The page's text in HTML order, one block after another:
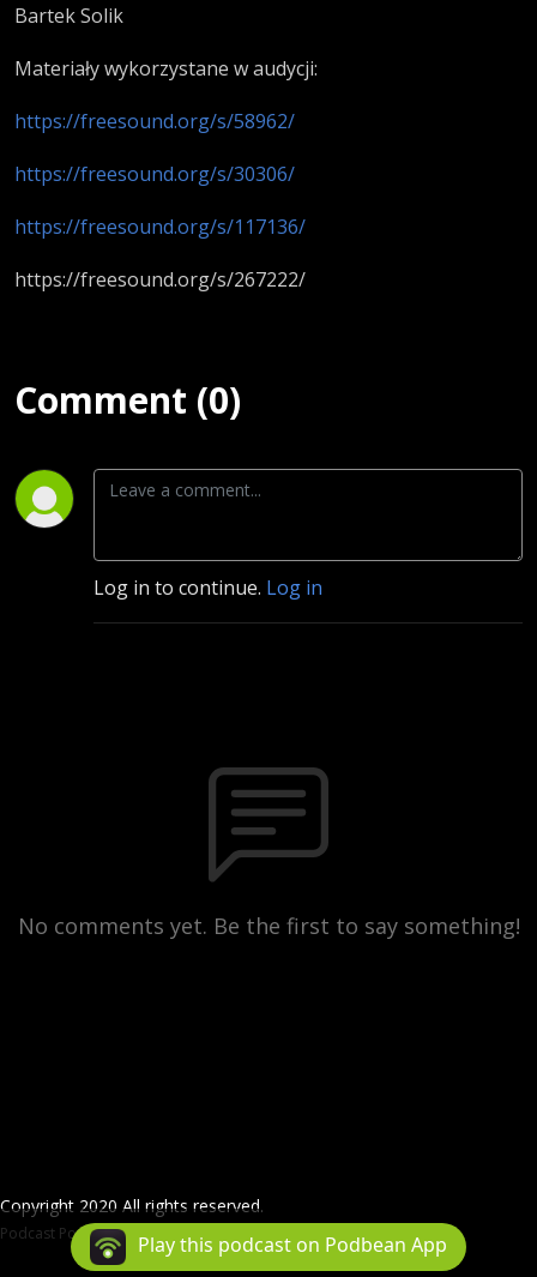
Bartek Solik
Materiały wykorzystane w audycji:
https://freesound.org/s/58962/
https://freesound.org/s/30306/
https://freesound.org/s/117136/
https://freesound.org/s/267222/
Comment (0)
Log in to continue. Log in
No comments yet. Be the first to say something!
Copyright 2020 All rights reserved.
Podcast Powered ByPodbean
Play this podcast on Podbean App